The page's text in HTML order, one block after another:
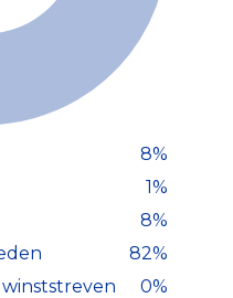
als volgt
8%
1%
8%
82%
0%